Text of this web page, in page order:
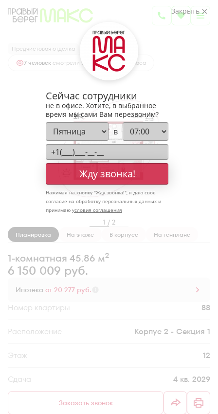
1-комнатная45.86 м2
6 150 009 руб.
Ипотекаот 20 277 руб.
Предчистовая отделка
7 человек смотрели эту квартиру за 24 часа
1 / 2
Планировка На этаже В корпусе На генплане
1-комнатная 45.86 м2
6 150 009 руб.
Ипотека от 20 277 руб.
Номер квартиры 88
Секция Корпус 2 - Секция 1
Этаж 12
Сдача 4 кв. 2029
Заказать звонок
Закрыть
Сейчас сотрудники
не в офисе. Хотите, в выбранное
время мы сами Вам перезвоним?
в
Жду звонка!
Нажимая на кнопку "Жду звонка!", я даю свое
согласие на обработку персональных данных и
принимаю условия соглашения